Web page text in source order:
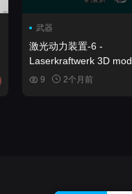
武器
激光动力装置-6 -
Laserkraftwerk 3D
9 2个月前